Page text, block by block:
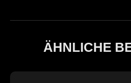
ÄHNLICHE